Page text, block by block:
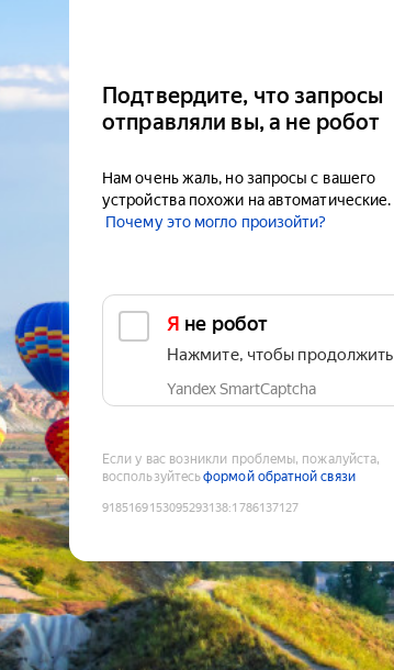
Подтвердите, что запросы
отправляли вы, а не робот
Нам очень жаль, но запросы с вашего
устройства похожи на автоматические.
Почему это могло произойти?
Я не робот
Нажмите, чтобы продолжить
Yandex SmartCaptcha
Если у вас возникли проблемы, пожалуйста,
воспользуйтесьформой обратной связи
9185169153095293138:1786137127